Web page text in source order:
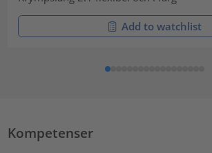
Add to watchlist
Kompetenser